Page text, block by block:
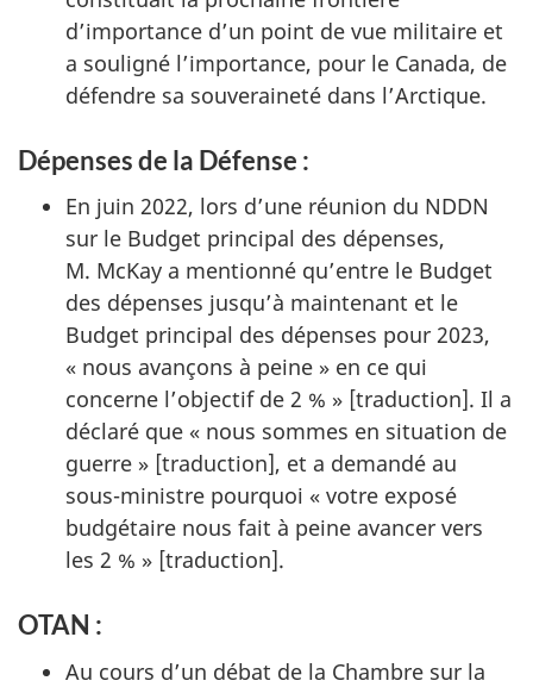
d’importance d’un point de vue militaire et
a souligné l’importance, pour le Canada, de
défendre sa souveraineté dans l’Arctique.
Dépenses de la Défense :
En juin 2022, lors d’une réunion du NDDN
sur le Budget principal des dépenses,
M. McKay a mentionné qu’entre le Budget
des dépenses jusqu’à maintenant et le
Budget principal des dépenses pour 2023,
« nous avançons à peine » en ce qui
concerne l’objectif de 2 % » [traduction]. Il a
déclaré que « nous sommes en situation de
guerre » [traduction], et a demandé au
sous-ministre pourquoi « votre exposé
budgétaire nous fait à peine avancer vers
les 2 % » [traduction].
OTAN :
Au cours d’un débat de la Chambre sur la